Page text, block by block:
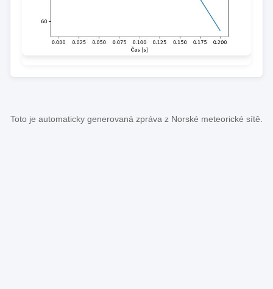
Toto je automaticky generovaná zpráva z Norské meteorické sítě.